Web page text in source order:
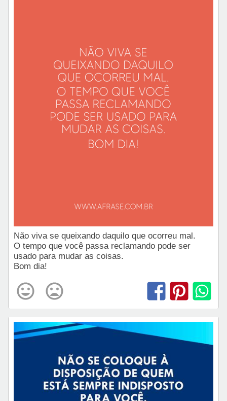
Não viva se queixando daquilo que ocorreu mal.
O tempo que você passa reclamando pode ser
usado para mudar as coisas.
Bom dia!